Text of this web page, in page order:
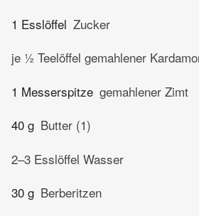
1 Esslöffel Zucker
je ½ Teelöffel gemahlener
1 Messerspitze gemahlener Zimt
40 g Butter (1)
2–3 Esslöffel Wasser
30 g Berberitzen